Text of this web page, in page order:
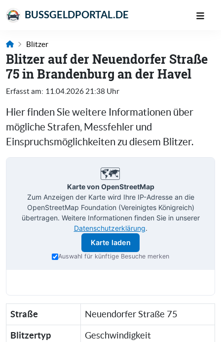
BUSSGELDPORTAL.DE
Blitzer
Blitzer auf der Neuendorfer Straße
75 in Brandenburg an der Havel
Erfasst am: 11.04.2026 21:38 Uhr
Hier finden Sie weitere Informationen über
mögliche Strafen, Messfehler und
Einspruchsmöglichkeiten zu diesem Blitzer.
🗺️
Karte von OpenStreetMap
Zum Anzeigen der Karte wird Ihre IP-Adresse an die
OpenStreetMap Foundation (Vereinigtes Königreich)
übertragen. Weitere Informationen finden Sie in unserer
Datenschutzerklärung.
Karte laden
Auswahl für künftige Besuche merken
Straße Neuendorfer Straße 75
Blitzertyp Geschwindigkeit